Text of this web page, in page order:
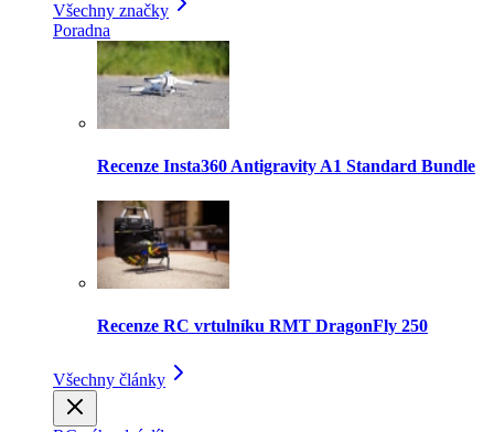
Všechny značky
Poradna
Recenze Insta360 Antigravity A1 Standard Bundle
Recenze RC vrtulníku RMT DragonFly 250
Všechny články